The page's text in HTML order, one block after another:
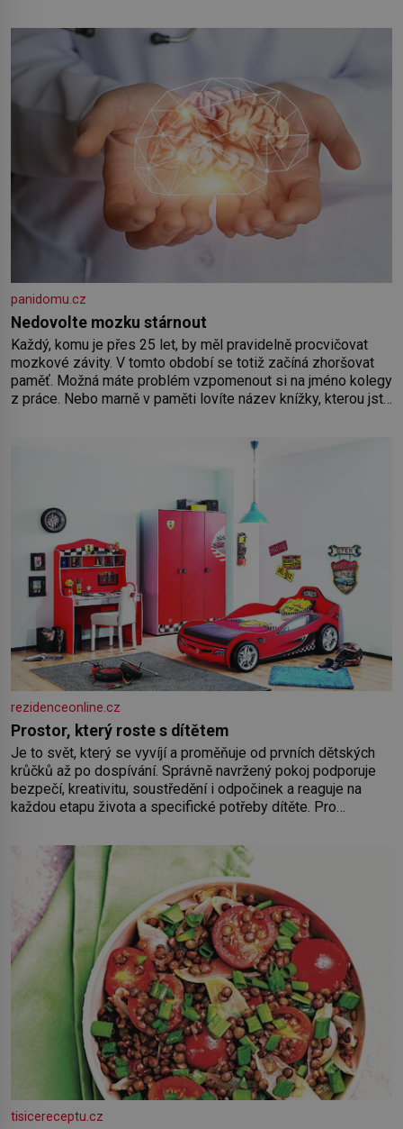
panidomu.cz
Nedovolte mozku stárnout
Každý, komu je přes 25 let, by měl pravidelně procvičovat
mozkové závity. V tomto období se totiž začíná zhoršovat
paměť. Možná máte problém vzpomenout si na jméno kolegy
z práce. Nebo marně v paměti lovíte název knížky, kterou jste
rezidenceonline.cz
Prostor, který roste s dítětem
Je to svět, který se vyvíjí a proměňuje od prvních dětských
krůčků až po dospívání. Správně navržený pokoj podporuje
bezpečí, kreativitu, soustředění i odpočinek a reaguje na
každou etapu života a specifické potřeby dítěte. Pro
by pokoj miminka měl působit především klidně a útulně.
Předškolní věk je
tisicereceptu.cz